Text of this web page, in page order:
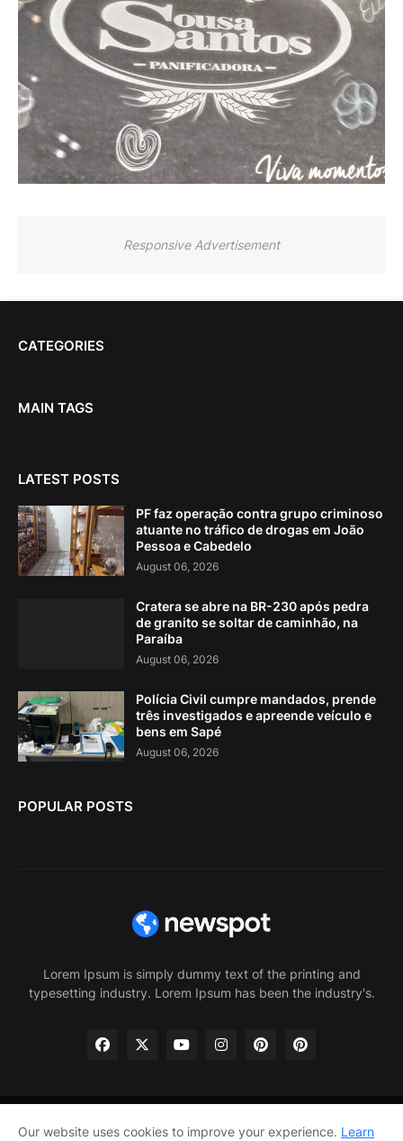
Responsive Advertisement
CATEGORIES
MAIN TAGS
LATEST POSTS
PF faz operação contra grupo criminoso
atuante no tráfico de drogas em João
Pessoa e Cabedelo
August 06, 2026
Cratera se abre na BR-230 após pedra
de granito se soltar de caminhão, na
Paraíba
August 06, 2026
Polícia Civil cumpre mandados, prende
três investigados e apreende veículo e
bens em Sapé
August 06, 2026
POPULAR POSTS
Lorem Ipsum is simply dummy text of the printing and
typesetting industry. Lorem Ipsum has been the industry's.
Home About Us Privacy Policy Contact Us
Our website uses cookies to improve your experience. Learn